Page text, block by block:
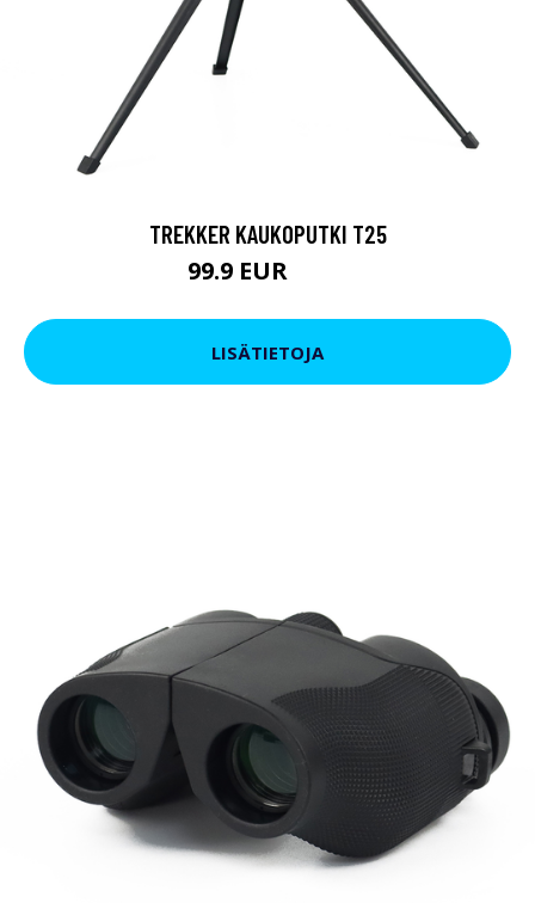
TREKKER KAUKOPUTKI T25
99.9 EUR
LISÄTIETOJA